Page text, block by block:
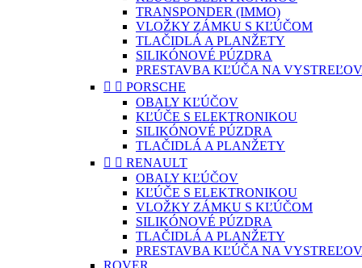
TRANSPONDER (IMMO)
VLOŽKY ZÁMKU S KĽÚČOM
TLAČIDLÁ A PLANŽETY
SILIKÓNOVÉ PÚZDRA
PRESTAVBA KĽÚČA NA
  PORSCHE
OBALY KĽÚČOV
KĽÚČE S ELEKTRONIKOU
SILIKÓNOVÉ PÚZDRA
TLAČIDLÁ A PLANŽETY
  RENAULT
OBALY KĽÚČOV
KĽÚČE S ELEKTRONIKOU
VLOŽKY ZÁMKU S KĽÚČOM
SILIKÓNOVÉ PÚZDRA
TLAČIDLÁ A PLANŽETY
PRESTAVBA KĽÚČA NA
ROVER